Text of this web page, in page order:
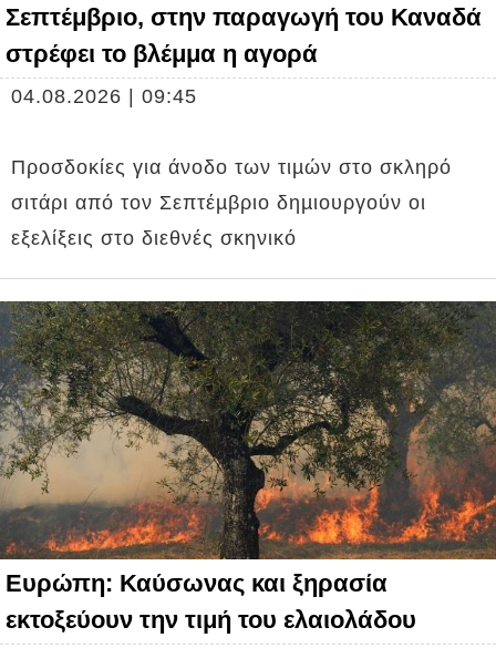
Σεπτέμβριο, στην παραγωγή του Καναδά
στρέφει το βλέμμα η αγορά
04.08.2026 | 09:45
Προσδοκίες για άνοδο των τιµών στο σκληρό
σιτάρι από τον Σεπτέµβριο δηµιουργούν οι
εξελίξεις στο διεθνές σκηνικό
Ευρώπη: Καύσωνας και ξηρασία
εκτοξεύουν την τιμή του ελαιολάδου